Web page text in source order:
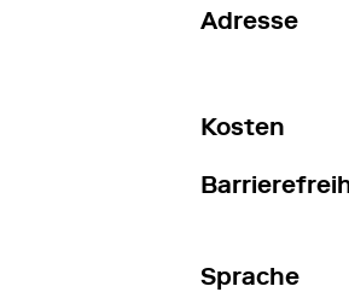
Adresse
Kosten
Sprache